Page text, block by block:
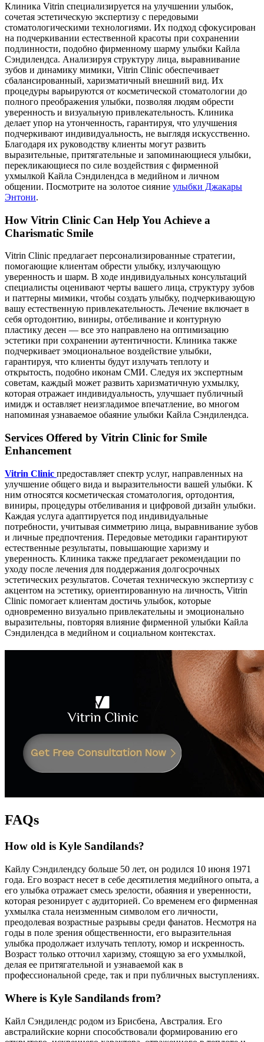
Клиника Vitrin специализируется на улучшении улыбок,
сочетая эстетическую экспертизу с передовыми
стоматологическими технологиями. Их подход сфокусирован
на подчеркивании естественной красоты при сохранении
подлинности, подобно фирменному шарму улыбки Кайла
Сэндилендса. Анализируя структуру лица, выравнивание
зубов и динамику мимики, Vitrin Clinic обеспечивает
сбалансированный, харизматичный внешний вид. Их
процедуры варьируются от косметической стоматологии до
полного преображения улыбки, позволяя людям обрести
уверенность и визуальную привлекательность. Клиника
делает упор на утонченность, гарантируя, что улучшения
подчеркивают индивидуальность, не выглядя искусственно.
Благодаря их руководству клиенты могут развить
выразительные, притягательные и запоминающиеся улыбки,
перекликающиеся по силе воздействия с фирменной
ухмылкой Кайла Сэндилендса в медийном и личном
общении. Посмотрите на золотое сияние улыбки Джакары
Энтони.
How Vitrin Clinic Can Help You Achieve a
Charismatic Smile
Vitrin Clinic предлагает персонализированные стратегии,
помогающие клиентам обрести улыбку, излучающую
уверенность и шарм. В ходе индивидуальных консультаций
специалисты оценивают черты вашего лица, структуру зубов
и паттерны мимики, чтобы создать улыбку, подчеркивающую
вашу естественную привлекательность. Лечение включает в
себя ортодонтию, виниры, отбеливание и контурную
пластику десен — все это направлено на оптимизацию
эстетики при сохранении аутентичности. Клиника также
подчеркивает эмоциональное воздействие улыбки,
гарантируя, что клиенты будут излучать теплоту и
открытость, подобно иконам СМИ. Следуя их экспертным
советам, каждый может развить харизматичную ухмылку,
которая отражает индивидуальность, улучшает публичный
имидж и оставляет неизгладимое впечатление, во многом
напоминая узнаваемое обаяние улыбки Кайла Сэндилендса.
Services Offered by Vitrin Clinic for Smile
Enhancement
Vitrin Clinic предоставляет спектр услуг, направленных на
улучшение общего вида и выразительности вашей улыбки. К
ним относятся косметическая стоматология, ортодонтия,
виниры, процедуры отбеливания и цифровой дизайн улыбки.
Каждая услуга адаптируется под индивидуальные
потребности, учитывая симметрию лица, выравнивание зубов
и личные предпочтения. Передовые методики гарантируют
естественные результаты, повышающие харизму и
уверенность. Клиника также предлагает рекомендации по
уходу после лечения для поддержания долгосрочных
эстетических результатов. Сочетая техническую экспертизу с
акцентом на эстетику, ориентированную на личность, Vitrin
Clinic помогает клиентам достичь улыбок, которые
одновременно визуально привлекательны и эмоционально
выразительны, повторяя влияние фирменной улыбки Кайла
Сэндилендса в медийном и социальном контекстах.
FAQs
How old is Kyle Sandilands?
Кайлу Сэндилендсу больше 50 лет, он родился 10 июня 1971
года. Его возраст несет в себе десятилетия медийного опыта, а
его улыбка отражает смесь зрелости, обаяния и уверенности,
которая резонирует с аудиторией. Со временем его фирменная
ухмылка стала неизменным символом его личности,
преодолевая возрастные разрывы среди фанатов. Несмотря на
годы в поле зрения общественности, его выразительная
улыбка продолжает излучать теплоту, юмор и искренность.
Возраст только отточил харизму, стоящую за его ухмылкой,
делая ее притягательной и узнаваемой как в
профессиональной среде, так и при публичных выступлениях.
Where is Kyle Sandilands from?
Кайл Сэндилендс родом из Брисбена, Австралия. Его
австралийские корни способствовали формированию его